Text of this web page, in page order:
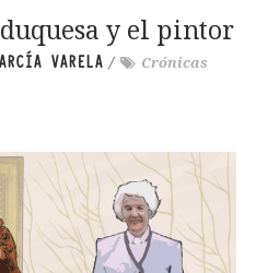
y el pintor
VARELA /
Crónicas